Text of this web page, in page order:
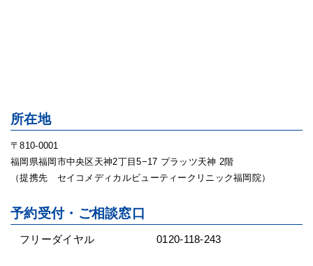
所在地
〒810-0001
福岡県福岡市中央区天神2丁目5−17 プラッツ天神 2階
（提携先 セイコメディカルビューティークリニック福岡院）
予約受付・ご相談窓口
フリーダイヤル 0120-118-243